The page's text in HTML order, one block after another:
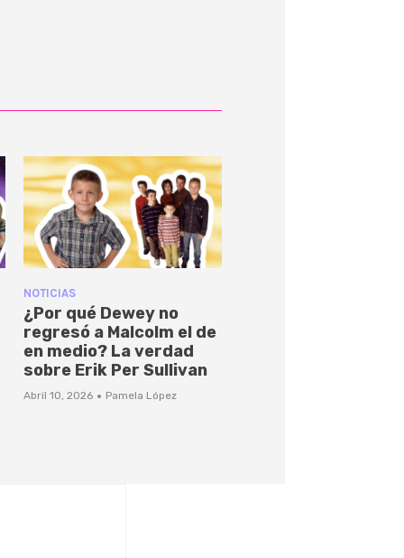
NOTICIAS
¿Por qué Dewey no
regresó a Malcolm el de
en medio? La verdad
sobre Erik Per Sullivan
Abril 10, 2026 · Pamela López